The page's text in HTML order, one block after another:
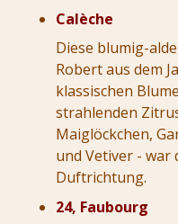
Calèche
Diese blumig-
Robert aus dem
klassischen
strahlenden
Maiglöckchen,
und Vetiver - war
Duftrichtung.
24, Faubourg